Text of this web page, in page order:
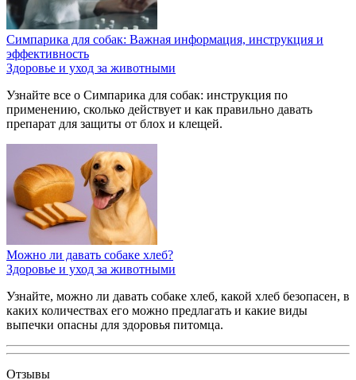
Симпарика для собак: Важная информация, инструкция и
эффективность
Здоровье и уход за животными
Узнайте все о Симпарика для собак: инструкция по
применению, сколько действует и как правильно давать
препарат для защиты от блох и клещей.
Можно ли давать собаке хлеб?
Здоровье и уход за животными
Узнайте, можно ли давать собаке хлеб, какой хлеб безопасен, в
каких количествах его можно предлагать и какие виды
выпечки опасны для здоровья питомца.
Отзывы